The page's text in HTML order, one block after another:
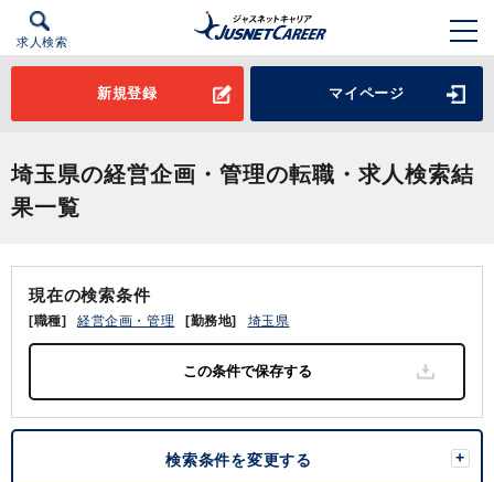
求人検索
新規登録 マイページ
埼玉県の経営企画・管理の転職・求人検索結
果一覧
現在の検索条件
[職種] 経営企画・管理 [勤務地] 埼玉県
検索条件を変更する